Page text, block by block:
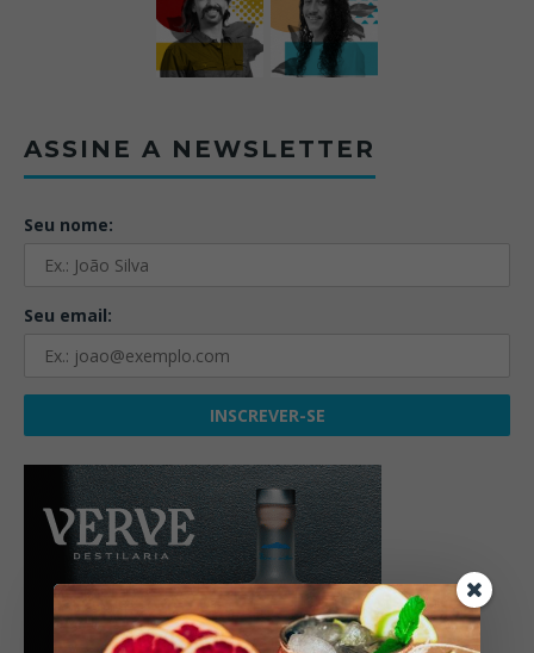
ASSINE A NEWSLETTER
Seu nome:
Seu email: